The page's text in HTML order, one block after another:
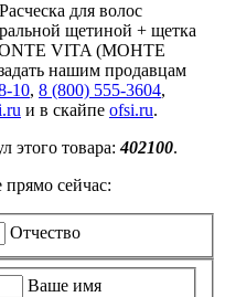
для волос
щетиной + щетка
VITA (МОНТЕ
нашим продавцам
10, 8 (800) 555-3604,
и в скайпе ofsi.ru.
этого товара:402100.
прямо сейчас:
Отчество
Ваше имя